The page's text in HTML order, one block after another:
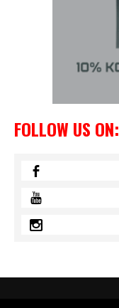
FOLLOW US ON: